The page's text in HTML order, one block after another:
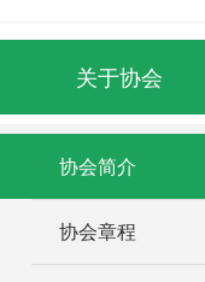
关于协会
协会简介
协会章程